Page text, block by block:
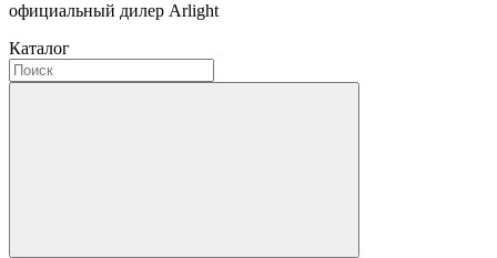
официальный дилер Arlight
Каталог